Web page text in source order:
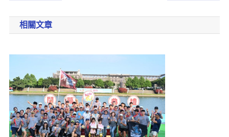
相關文章